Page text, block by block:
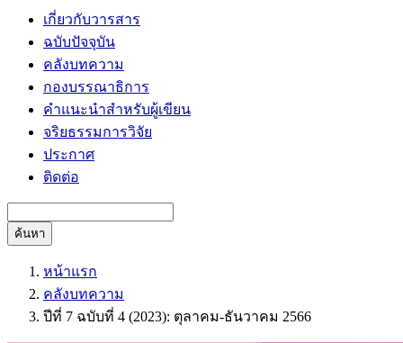
เกี่ยวกับวารสาร
ฉบับปัจจุบัน
คลังบทความ
กองบรรณาธิการ
คำแนะนำสำหรับผู้เขียน
จริยธรรมการวิจัย
ประกาศ
ติดต่อ
ค้นหา
หน้าแรก
คลังบทความ
ปีที่ 7 ฉบับที่ 4 (2023): ตุลาคม-ธันวาคม 2566